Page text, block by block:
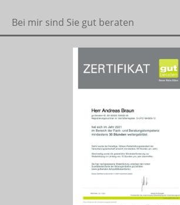
Bei mir sind Sie gut beraten